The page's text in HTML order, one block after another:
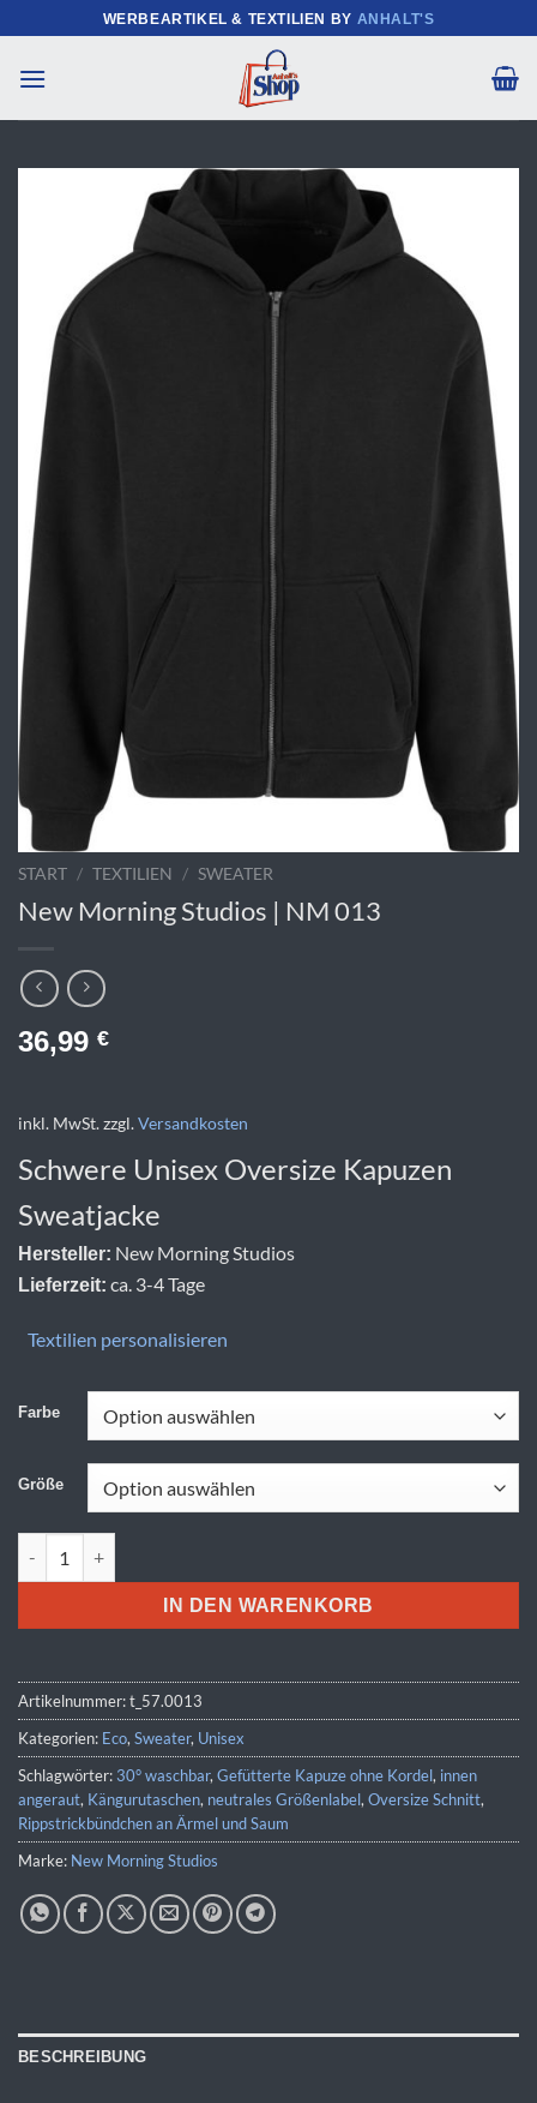
Inhalt
springen
WERBEARTIKEL & TEXTILIEN BY ANHALT'S
START / TEXTILIEN / SWEATER
New Morning Studios | NM 013
36,99 €
inkl. MwSt.zzgl.Versandkosten
Schwere Unisex Oversize Kapuzen
Sweatjacke
Hersteller: New Morning Studios
Lieferzeit: ca. 3-4 Tage
Textilien personalisieren
Farbe
Größe
IN DEN WARENKORB
Artikelnummer:t_57.0013
Kategorien: Eco,Sweater, Unisex
Schlagwörter: 30° waschbar,Gefütterte Kapuze ohne Kordel, innen
angeraut, Kängurutaschen, neutrales Größenlabel,Oversize Schnitt,
Rippstrickbündchen an Ärmel und Saum
Marke: New Morning Studios
BESCHREIBUNG